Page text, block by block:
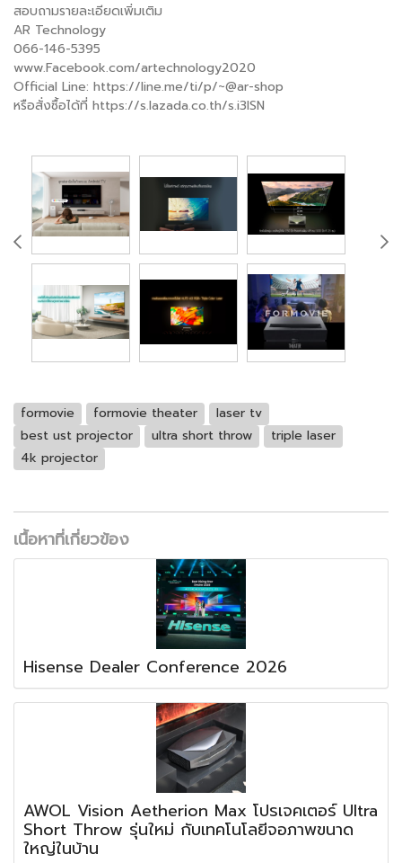
สอบถามรายละเอียดเพิ่มเติม
AR Technology
066-146-5395
www.Facebook.com/artechnology2020
Official Line: https://line.me/ti/p/~@ar-shop
หรือสั่งซื้อได้ที่ https://s.lazada.co.th/s.i3ISN
formovie formovie theater
laser tv
best ust projector
ultra short throw
triple laser
4k projector
เนื้อหาที่เกี่ยวข้อง
Hisense Dealer Conference 2026
AWOL Vision Aetherion Max โปรเจคเตอร์ Ultra
Short Throw รุ่นใหม่ กับเทคโนโลยีจอภาพขนาด
ใหญ่ในบ้าน